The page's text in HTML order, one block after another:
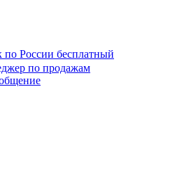
по России бесплатный
по продажам